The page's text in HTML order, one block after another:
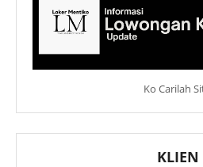
Ko Carilah
KLIEN